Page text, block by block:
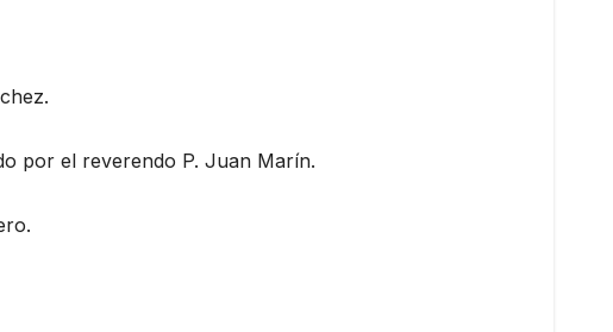
por el reverendo P. Juan Marín.